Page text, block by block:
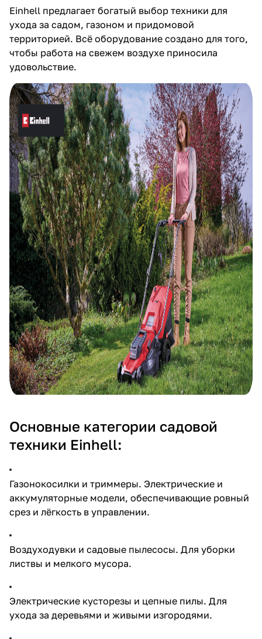
Einhell предлагает богатый выбор техники для
ухода за садом, газоном и придомовой
территорией. Всё оборудование создано для того,
чтобы работа на свежем воздухе приносила
удовольствие.
Основные категории садовой
техники Einhell:
Газонокосилки и триммеры. Электрические и
аккумуляторные модели, обеспечивающие ровный
срез и лёгкость в управлении.
Воздуходувки и садовые пылесосы. Для уборки
листвы и мелкого мусора.
Электрические кусторезы и цепные пилы. Для
ухода за деревьями и живыми изгородями.